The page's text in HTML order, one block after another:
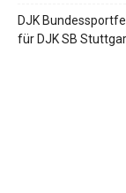
DJK
für DJK SB